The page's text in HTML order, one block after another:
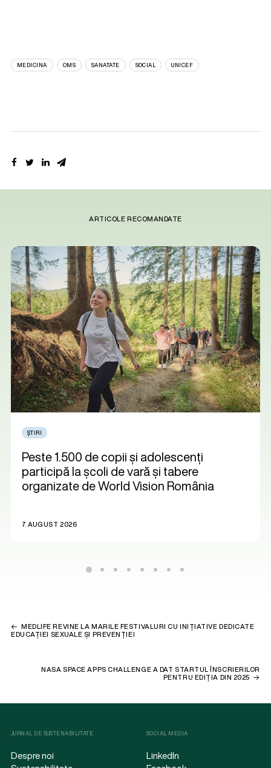
MEDICINA OMS SANATATE SOCIAL UNICEF
ARTICOLE RECOMANDATE
ȘTIRI
Peste 1.500 de copii și adolescenți
participă la școli de vară și tabere
organizate de World Vision România
7 AUGUST 2026
MEDLIFE REVINE LA MARILE FESTIVALURI CU INIȚIATIVE DEDICATE
EDUCAȚIEI SEXUALE ȘI PREVENȚIEI
NASA SPACE APPS CHALLENGE A DAT STARTUL ÎNSCRIERILOR
PENTRU EDIȚIA DIN 2025
JURNAL DE SUSTENABILITATE
Despre noi
SOCIAL MEDIA
LinkedIn